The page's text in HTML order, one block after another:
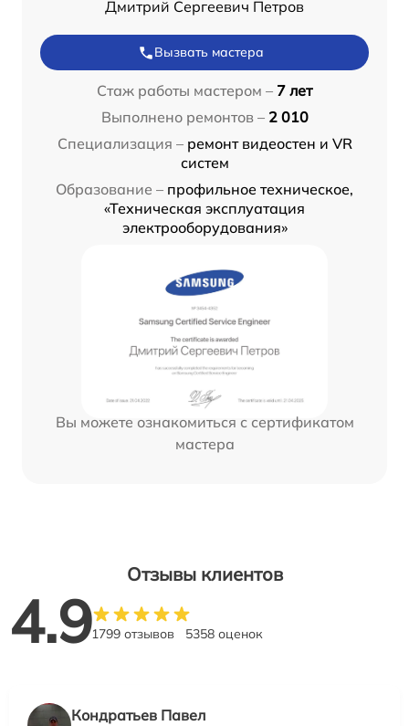
Дмитрий Сергеевич Петров
Вызвать мастера
Стаж работы мастером – 7 лет
Выполнено ремонтов – 2 010
Специализация – ремонт видеостен и VR
систем
Образование – профильное техническое,
«Техническая эксплуатация
электрооборудования»
Вы можете ознакомиться с сертификатом
мастера
Отзывы клиентов
4.91799 отзывов 5358 оценок
Кондратьев Павел